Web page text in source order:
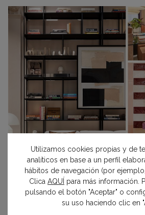
Utilizamos cookies propias y de
analíticos en base a un perfil
hábitos de navegación (por
Clica AQUÍ para más información.
pulsando el botón "Aceptar" o
su uso haciendo clic en